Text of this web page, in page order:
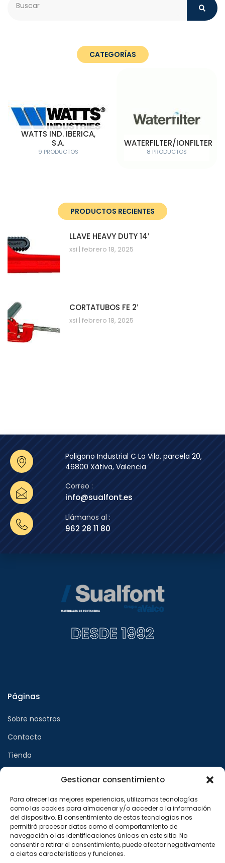
Gestionar consentimiento
Para ofrecer las mejores experiencias, utilizamos tecnologías
como las cookies para almacenar y/o acceder a la información
del dispositivo. El consentimiento de estas tecnologías nos
permitirá procesar datos como el comportamiento de
navegación o las identificaciones únicas en este sitio. No
consentir o retirar el consentimiento, puede afectar negativamente
a ciertas características y funciones.
CATEGORÍAS
WATTS IND. IBERICA,
S.A.
9 PRODUCTOS
WATERFILTER/IONFILTER
8 PRODUCTOS
PRODUCTOS RECIENTES
LLAVE HEAVY DUTY 14′
xsi febrero 18, 2025
CORTATUBOS FE 2′
xsi febrero 18, 2025
Poligono Industrial C La Vila, parcela 20,
46800 Xàtiva, Valencia
Correo :
info@sualfont.es
Llámanos al :
962 28 11 80
DESDE 1992
Páginas
Sobre nosotros
Contacto
Tienda
Aviso legal
Política de privacidad
Política de cookies